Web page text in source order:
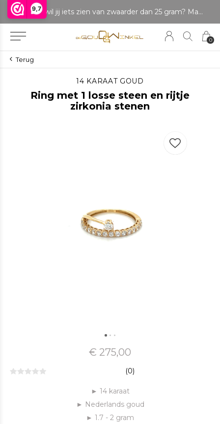
9,7
0
LET OP: wil jij iets zien van zwaarder dan 25 gram? Maak dan een afspraak om het product te bekijken. Producten boven de 25 gram NIET aanwezig in winkel.
Terug
14 KARAAT GOUD
Ring met 1 losse steen en rijtje
zirkonia stenen
€ 275,00
(0)
► 14 karaat
► Nederlands goud
► 1.7 - 2 gram